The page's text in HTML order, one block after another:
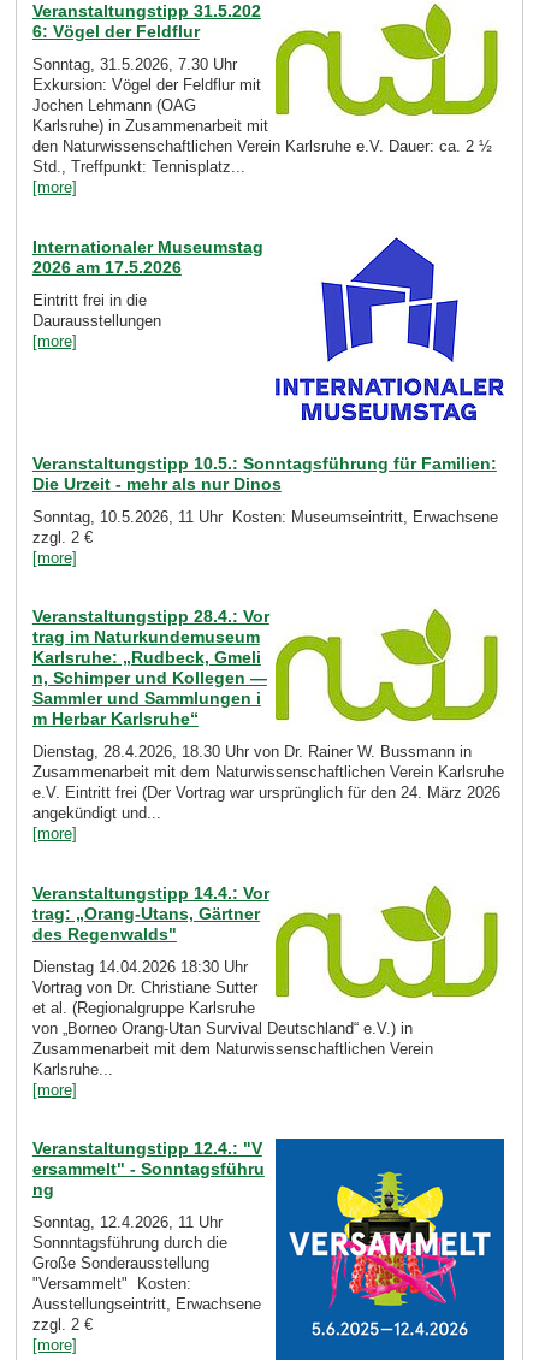
Veranstaltungstipp 31.5.202
6: Vögel der Feldflur
Sonntag, 31.5.2026, 7.30 Uhr
Exkursion: Vögel der Feldflur mit
Jochen Lehmann (OAG
Karlsruhe) in Zusammenarbeit mit
den Naturwissenschaftlichen Verein Karlsruhe e.V. Dauer: ca. 2 ½
Std., Treffpunkt: Tennisplatz...
[more]
Internationaler Museumstag
2026 am 17.5.2026
Eintritt frei in die
Daurausstellungen
[more]
Veranstaltungstipp 10.5.: Sonntagsführung für Familien:
Die Urzeit - mehr als nur Dinos
Sonntag, 10.5.2026, 11 Uhr Kosten: Museumseintritt, Erwachsene
zzgl. 2 €
[more]
Veranstaltungstipp 28.4.: Vor
trag im Naturkundemuseum
Karlsruhe: „Rudbeck, Gmeli
n, Schimper und Kollegen —
Sammler und Sammlungen i
m Herbar Karlsruhe“
Dienstag, 28.4.2026, 18.30 Uhr von Dr. Rainer W. Bussmann in
Zusammenarbeit mit dem Naturwissenschaftlichen Verein Karlsruhe
e.V. Eintritt frei (Der Vortrag war ursprünglich für den 24. März 2026
angekündigt und...
[more]
Veranstaltungstipp 14.4.: Vor
trag: „Orang-Utans, Gärtner
des Regenwalds"
Dienstag 14.04.2026 18:30 Uhr
Vortrag von Dr. Christiane Sutter
et al. (Regionalgruppe Karlsruhe
von „Borneo Orang-Utan Survival Deutschland“ e.V.) in
Zusammenarbeit mit dem Naturwissenschaftlichen Verein
Karlsruhe...
[more]
Veranstaltungstipp 12.4.: "V
ersammelt" - Sonntagsführu
ng
Sonntag, 12.4.2026, 11 Uhr
Sonnntagsführung durch die
Große Sonderausstellung
"Versammelt" Kosten:
Ausstellungseintritt, Erwachsene
zzgl. 2 €
[more]